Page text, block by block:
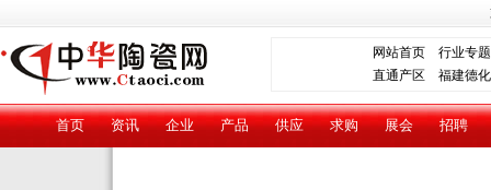
网站首页
行业专题
直通产区 福建德化
首页 资讯 企业 产品 供应 求购 展会 招聘